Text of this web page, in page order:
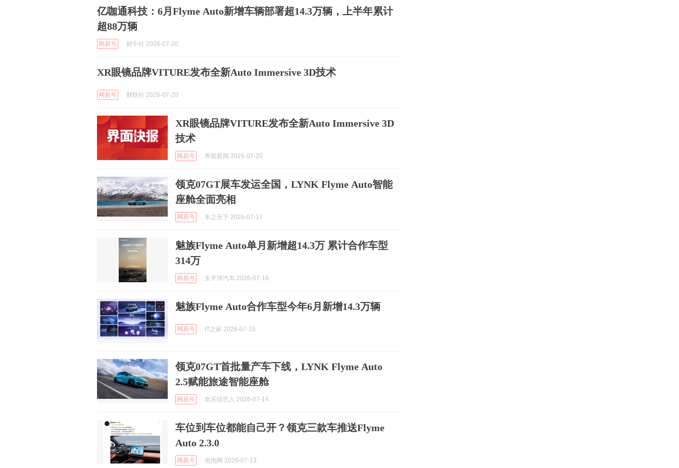
亿咖通科技：6月Flyme Auto新增车辆部署超14.3万辆，上半年累计
超88万辆
网易号 财中社 2026-07-20
XR眼镜品牌VITURE发布全新Auto Immersive 3D技术
网易号 财联社 2026-07-20
XR眼镜品牌VITURE发布全新Auto Immersive 3D
技术
网易号 界面新闻 2026-07-20
领克07GT展车发运全国，LYNK Flyme Auto智能
座舱全面亮相
网易号 车之天下 2026-07-17
魅族Flyme Auto单月新增超14.3万 累计合作车型
314万
网易号 太平洋汽车 2026-07-16
魅族Flyme Auto合作车型今年6月新增14.3万辆
网易号 IT之家 2026-07-15
领克07GT首批量产车下线，LYNK Flyme Auto
2.5赋能旅途智能座舱
网易号 欢乐综艺人 2026-07-14
车位到车位都能自己开？领克三款车推送Flyme
Auto 2.3.0
网易号 泡泡网 2026-07-13